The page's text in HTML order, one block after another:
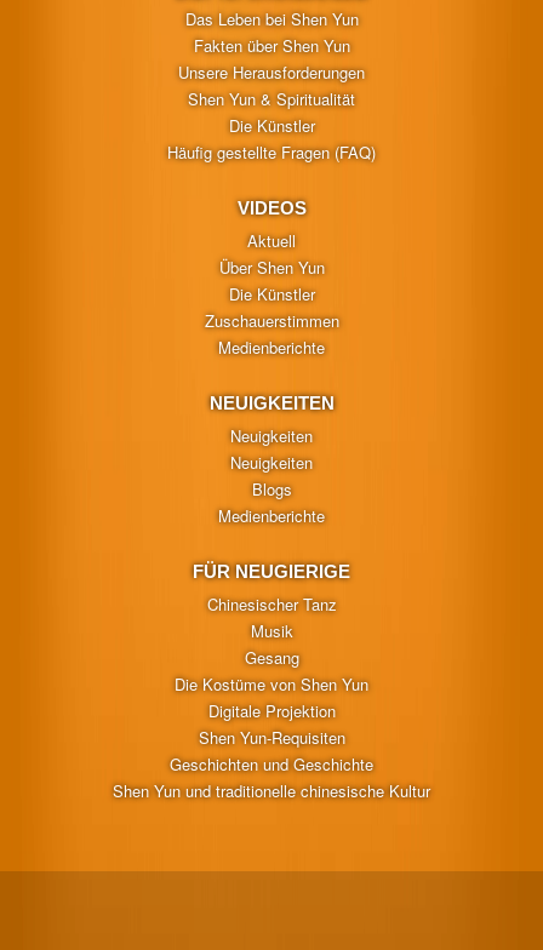
Das Leben bei Shen Yun
Fakten über Shen Yun
Unsere Herausforderungen
Shen Yun & Spiritualität
Die Künstler
Häufig gestellte Fragen (FAQ)
VIDEOS
Aktuell
Über Shen Yun
Die Künstler
Zuschauerstimmen
Medienberichte
NEUIGKEITEN
Neuigkeiten
Neuigkeiten
Blogs
Medienberichte
FÜR NEUGIERIGE
Chinesischer Tanz
Musik
Gesang
Die Kostüme von Shen Yun
Digitale Projektion
Shen Yun-Requisiten
Geschichten und Geschichte
Shen Yun und traditionelle chinesische Kultur